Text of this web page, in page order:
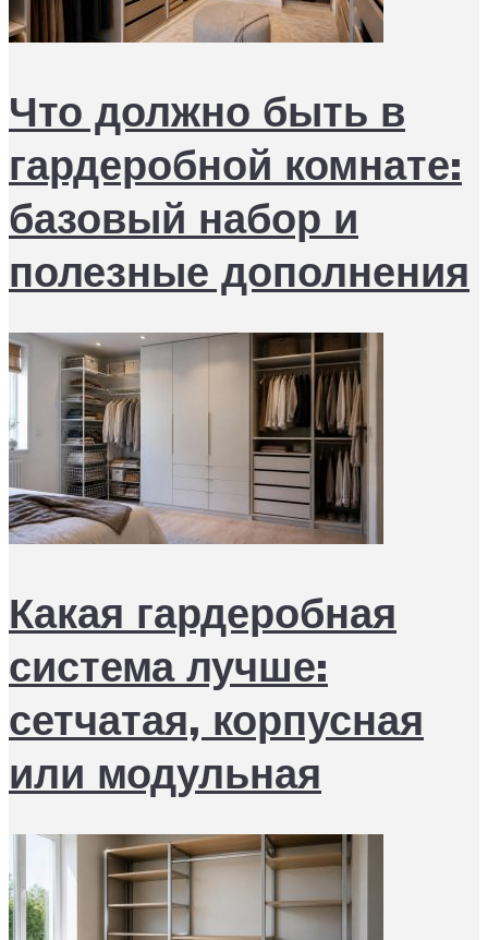
Что должно быть в
гардеробной комнате:
базовый набор и
полезные дополнения
Какая гардеробная
система лучше:
сетчатая, корпусная
или модульная